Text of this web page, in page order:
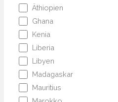
Äthiopien
Ghana
Kenia
Liberia
Libyen
Madagaskar
Mauritius